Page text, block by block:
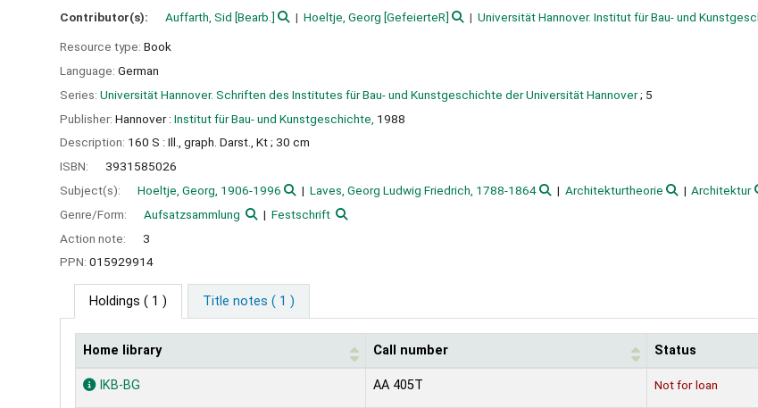
Contributor(s): Auffarth, Sid [Bearb.] Hoeltje, Georg [GefeierteR] Universität Hannover. Institut für Bau- und
Resource type: Book
Language: German
Series: Universität Hannover. Schriften des Institutes für Bau- und Kunstgeschichte der Universität Hannover; 5
Publisher: Hannover : Institut für Bau- und Kunstgeschichte, 1988
Description: 160 S : Ill., graph. Darst., Kt ; 30 cm
ISBN:
3931585026
Subject(s):
Hoeltje, Georg, 1906-1996 Laves, Georg Ludwig Friedrich, 1788-1864 Architekturtheorie Architektur
Genre/Form:
Aufsatzsammlung
Festschrift
Action note:
3
PPN: 015929914
Holdings ( 1 ) Title notes ( 1 )
Holdings
Home library Call number Status
IKB-BG AA 405T Not for loan